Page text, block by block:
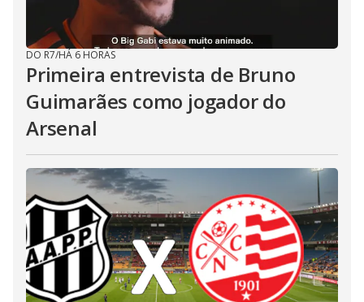
DO R7/HÁ 6 HORAS
Primeira entrevista de Bruno
Guimarães como jogador do
Arsenal